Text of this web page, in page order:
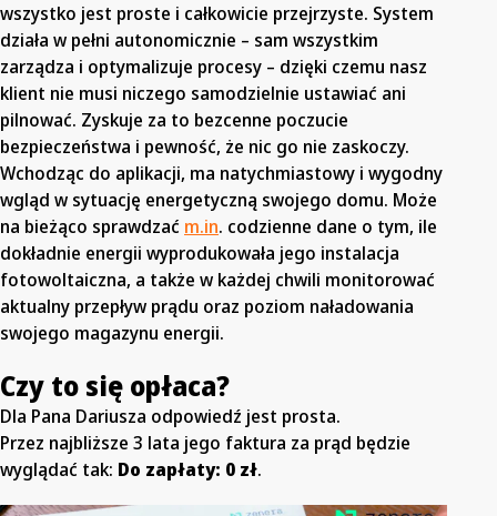
wszystko jest proste i całkowicie przejrzyste. System
działa w pełni autonomicznie – sam wszystkim
zarządza i optymalizuje procesy – dzięki czemu nasz
klient nie musi niczego samodzielnie ustawiać ani
pilnować. Zyskuje za to bezcenne poczucie
bezpieczeństwa i pewność, że nic go nie zaskoczy.
Wchodząc do aplikacji, ma natychmiastowy i wygodny
wgląd w sytuację energetyczną swojego domu. Może
na bieżąco sprawdzać m.in. codzienne dane o tym, ile
dokładnie energii wyprodukowała jego instalacja
fotowoltaiczna, a także w każdej chwili monitorować
aktualny przepływ prądu oraz poziom naładowania
swojego magazynu energii.
Czy to się opłaca?
Dla Pana Dariusza odpowiedź jest prosta.
Przez najbliższe 3 lata jego faktura za prąd będzie
wyglądać tak: Do zapłaty: 0 zł.